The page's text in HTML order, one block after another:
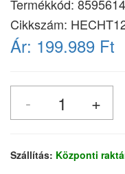
Termékkód:
Cikkszám:
Ár: 199.989 Ft
Szállítás: Központi